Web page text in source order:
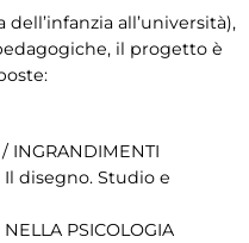
all’università),
il progetto è
INGRANDIMENTI
Il disegno. Studio e
PSICOLOGIA